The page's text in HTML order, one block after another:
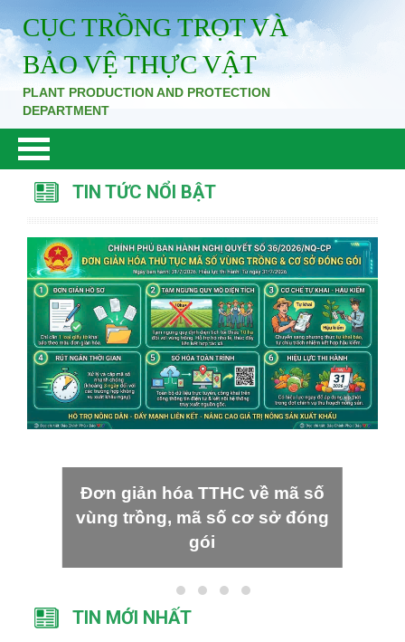
CỤC TRỒNG TRỌT VÀ
BẢO VỆ THỰC VẬT
PLANT PRODUCTION AND PROTECTION
DEPARTMENT
TIN TỨC NỔI BẬT
Đơn giản hóa TTHC về mã số
vùng trồng, mã số cơ sở đóng
gói
TIN MỚI NHẤT